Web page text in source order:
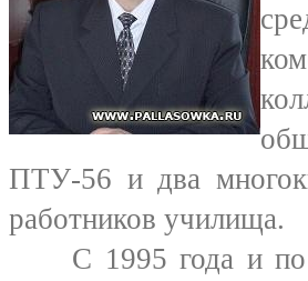
ПТУ-56 и два
работников училища.
С 1995 года и по